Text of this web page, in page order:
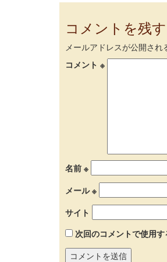
コメントを残す
メールアドレスが公開され
コメント ※
名前 ※
メール※
サイト
次回のコメントで使用